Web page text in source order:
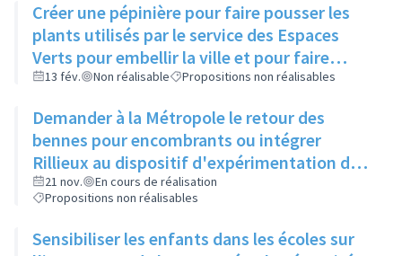
Créer une pépinière pour faire pousser les
plants utilisés par le service des Espaces
Verts pour embellir la ville et pour faire
profiter les habitants le souhaitant de
délaissés
13 fév. Non réalisable Propositions non réalisables
Demander à la Métropole le retour des
bennes pour encombrants ou intégrer
Rillieux au dispositif d'expérimentation des
déchetteries mobiles
21 nov.
En cours de réalisation
Propositions non réalisables
Sensibiliser les enfants dans les écoles sur